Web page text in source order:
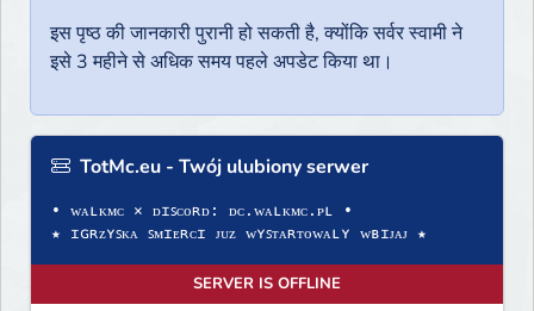
इस पृष्ठ की जानकारी पुरानी हो सकती है, क्योंकि सर्वर स्वामी ने
इसे 3 महीने से अधिक समय पहले अपडेट किया था।
TotMc.eu - Twój ulubiony serwer
• ᴡᴀʟᴋᴍᴄ × ᴅɪꜱᴄᴏʀᴅ: ᴅᴄ.ᴡᴀʟᴋᴍᴄ.ᴘʟ •
★ ɪɢʀᴢʏꜱᴋᴀ ꜱᴍɪᴇʀᴄɪ ᴊᴜᴢ ᴡʏꜱᴛᴀʀᴛᴏᴡᴀʟʏ ᴡʙɪᴊᴀᴊ ★
SERVER IS OFFLINE